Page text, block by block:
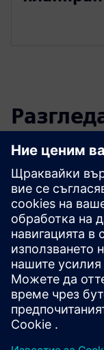
ресурси
Флаер за
симулационен